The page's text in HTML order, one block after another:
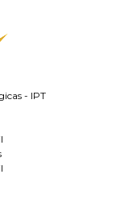
- IPT